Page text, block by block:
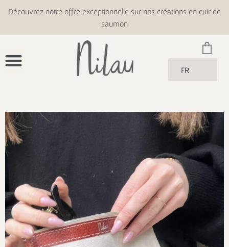
Découvrez notre offre exceptionnelle sur nos créations en cuir de
saumon
FR